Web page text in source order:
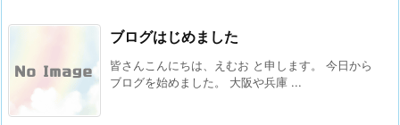
ブログはじめました
皆さんこんにちは、えむお と申します。 今日から
ブログを始めました。 大阪や兵庫 ...